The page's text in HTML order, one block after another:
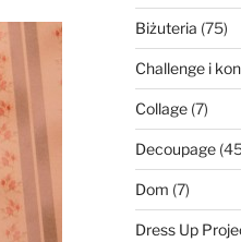
Biżuteria (75)
Challenge i
Collage(7)
Decoupage
Dom (7)
Dress Up